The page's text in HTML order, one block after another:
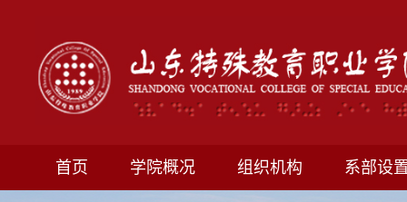
首页 学院概况 组织机构 系部设